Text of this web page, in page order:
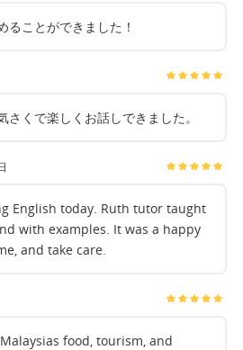
ることができました！
くで楽しくお話しできました。
English today. Ruth tutor taught
with examples. It was a happy
and take care.
food, tourism, and